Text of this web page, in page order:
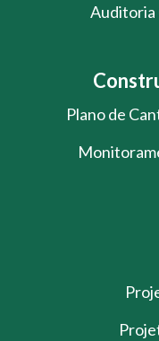
Auditoria
Plano de